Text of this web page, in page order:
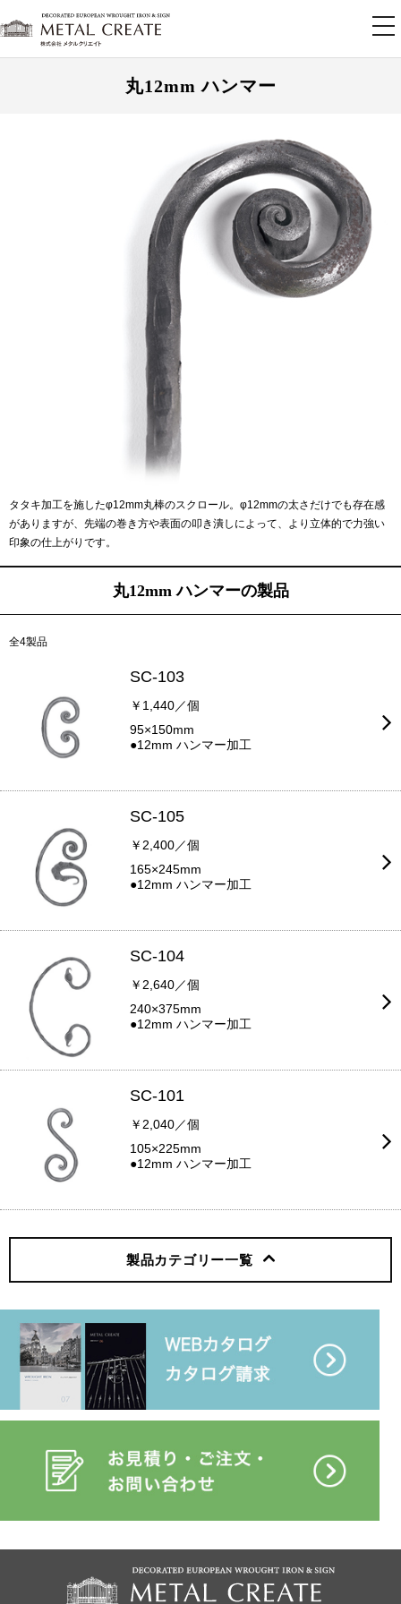
丸12mm ハンマー
タタキ加工を施したφ12mm丸棒のスクロール。φ12mmの太さだけでも存在感
がありますが、先端の巻き方や表面の叩き潰しによって、より立体的で力強い
印象の仕上がりです。
丸12mm ハンマーの製品
全4製品
SC-103
￥1,440／個
95×150mm
●12mm ハンマー加工
SC-105
￥2,400／個
165×245mm
●12mm ハンマー加工
SC-104
￥2,640／個
240×375mm
●12mm ハンマー加工
SC-101
￥2,040／個
105×225mm
●12mm ハンマー加工
製品カテゴリー一覧